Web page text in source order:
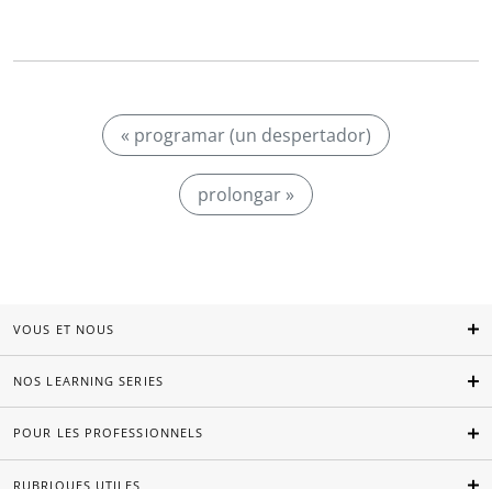
« programar (un despertador)
prolongar »
VOUS ET NOUS
NOS LEARNING SERIES
POUR LES PROFESSIONNELS
RUBRIQUES UTILES